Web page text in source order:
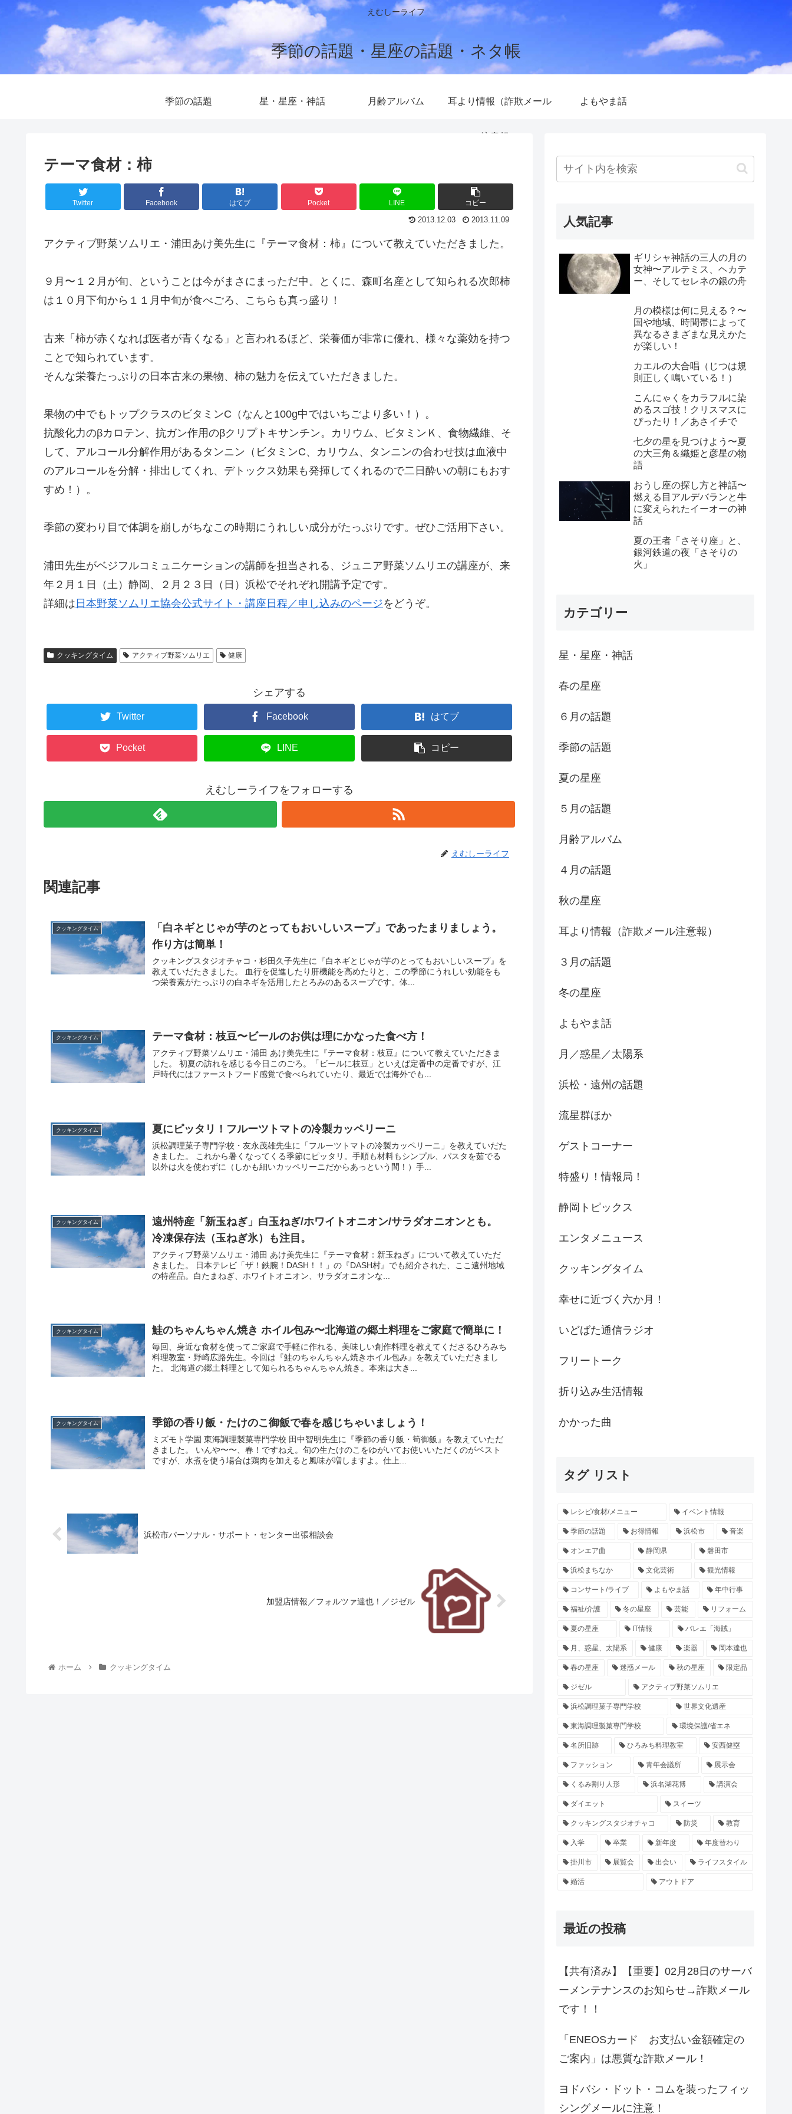
えむしーライフ
季節の話題・星座の話題・ネタ帳
季節の話題 星・星座・神話 月齢アルバム 耳より情報（詐欺メール
注意報）
よもやま話
テーマ食材：柿
Twitter Facebook はてブ Pocket LINE コピー
2013.12.03 2013.11.09
アクティブ野菜ソムリエ・浦田あけ美先生に『テーマ食材：柿』について教えていただきました。
９月〜１２月が旬、ということは今がまさにまっただ中。とくに、森町名産として知られる次郎柿
は１０月下旬から１１月中旬が食べごろ、こちらも真っ盛り！
古来「柿が赤くなれば医者が青くなる」と言われるほど、栄養価が非常に優れ、様々な薬効を持つ
ことで知られています。
そんな栄養たっぷりの日本古来の果物、柿の魅力を伝えていただきました。
果物の中でもトップクラスのビタミンC（なんと100g中ではいちごより多い！）。
抗酸化力のβカロテン、抗ガン作用のβクリプトキサンチン。カリウム、ビタミンＫ、食物繊維、そ
して、アルコール分解作用があるタンニン（ビタミンC、カリウム、タンニンの合わせ技は血液中
のアルコールを分解・排出してくれ、デトックス効果も発揮してくれるので二日酔いの朝にもおす
すめ！）。
季節の変わり目で体調を崩しがちなこの時期にうれしい成分がたっぷりです。ぜひご活用下さい。
浦田先生がベジフルコミュニケーションの講師を担当される、ジュニア野菜ソムリエの講座が、来
年２月１日（土）静岡、２月２３日（日）浜松でそれぞれ開講予定です。
詳細は 日本野菜ソムリエ協会公式サイト・講座日程／申し込みのページをどうぞ。
クッキングタイム アクティブ野菜ソムリエ 健康
シェアする
Twitter Facebook はてブ
Pocket LINE コピー
えむしーライフをフォローする
えむしーライフ
関連記事
クッキングタイム
「白ネギとじゃが芋のとってもおいしいスープ」であったまりましょう。
作り方は簡単！
クッキングスタジオチャコ・杉田久子先生に『白ネギとじゃが芋のとってもおいしいスープ』を
教えていだたきました。 血行を促進したり肝機能を高めたりと、この季節にうれしい効能をも
つ栄養素がたっぷりの白ネギを活用したとろみのあるスープです。体...
クッキングタイム テーマ食材：枝豆〜ビールのお供は理にかなった食べ方！
アクティブ野菜ソムリエ・浦田 あけ美先生に『テーマ食材：枝豆』について教えていただきま
した。 初夏の訪れを感じる今日このごろ。「ビールに枝豆」といえば定番中の定番ですが、江
戸時代にはファーストフード感覚で食べられていたり、最近では海外でも...
クッキングタイム 夏にピッタリ！フルーツトマトの冷製カッペリーニ
浜松調理菓子専門学校・友永茂雄先生に「フルーツトマトの冷製カッペリーニ」を教えていだた
きました。 これから暑くなってくる季節にピッタリ。手順も材料もシンプル、パスタを茹でる
以外は火を使わずに（しかも細いカッペリーニだからあっという間！）手...
クッキングタイム
遠州特産「新玉ねぎ」白玉ねぎ/ホワイトオニオン/サラダオニオンとも。
冷凍保存法（玉ねぎ氷）も注目。
アクティブ野菜ソムリエ・浦田 あけ美先生に『テーマ食材：新玉ねぎ』について教えていただ
きました。 日本テレビ「ザ！鉄腕！DASH！！」の『DASH村』でも紹介された、ここ遠州地域
の特産品。白たまねぎ、ホワイトオニオン、サラダオニオンな...
クッキングタイム 鮭のちゃんちゃん焼き ホイル包み〜北海道の郷土料理をご家庭で簡単に！
毎回、身近な食材を使ってご家庭で手軽に作れる、美味しい創作料理を教えてくださるひろみち
料理教室・野崎広路先生。今回は『鮭のちゃんちゃん焼きホイル包み』を教えていただきまし
た。 北海道の郷土料理として知られるちゃんちゃん焼き。本来は大き...
クッキングタイム 季節の香り飯・たけのこ御飯で春を感じちゃいましょう！
ミズモト学園 東海調理製菓専門学校 田中智明先生に『季節の香り飯・筍御飯』を教えていただ
きました。 いんや〜〜、春！ですねえ。旬の生たけのこをゆがいてお使いいただくのがベスト
ですが、水煮を使う場合は鶏肉を加えると風味が増しますよ。仕上...
浜松市パーソナル・サポート・センター出張相談会
加盟店情報／フォルツァ達也！／ジゼル
ホーム クッキングタイム
人気記事
ギリシャ神話の三人の月の
女神〜アルテミス、ヘカテ
ー、そしてセレネの銀の舟
月の模様は何に見える？〜
国や地域、時間帯によって
異なるさまざまな見えかた
が楽しい！
カエルの大合唱（じつは規
則正しく鳴いている！）
こんにゃくをカラフルに染
めるスゴ技！クリスマスに
ぴったり！／あさイチで
七夕の星を見つけよう〜夏
の大三角＆織姫と彦星の物
語
おうし座の探し方と神話〜
燃える目アルデバランと牛
に変えられたイーオーの神
話
夏の王者「さそり座」と、
銀河鉄道の夜「さそりの
火」
カテゴリー
星・星座・神話
春の星座
６月の話題
季節の話題
夏の星座
５月の話題
月齢アルバム
４月の話題
秋の星座
耳より情報（詐欺メール注意報）
３月の話題
冬の星座
よもやま話
月／惑星／太陽系
浜松・遠州の話題
流星群ほか
ゲストコーナー
特盛り！情報局！
静岡トピックス
エンタメニュース
クッキングタイム
幸せに近づく六か月！
いどばた通信ラジオ
フリートーク
折り込み生活情報
かかった曲
タグ リスト
レシピ/食材/メニュー イベント情報
季節の話題 お得情報 浜松市 音楽
オンエア曲 静岡県 磐田市
浜松まちなか 文化芸術 観光情報
コンサート/ライブ よもやま話 年中行事
福祉/介護 冬の星座 芸能 リフォーム
夏の星座 IT情報 バレエ「海賊」
月、惑星、太陽系 健康 楽器 岡本達也
春の星座 迷惑メール 秋の星座 限定品
ジゼル アクティブ野菜ソムリエ
浜松調理菓子専門学校 世界文化遺産
東海調理製菓専門学校 環境保護/省エネ
名所旧跡 ひろみち料理教室 安西健塁
ファッション 青年会議所 展示会
くるみ割り人形 浜名湖花博 講演会
ダイエット スイーツ
クッキングスタジオチャコ 防災 教育
入学 卒業 新年度 年度替わり
掛川市 展覧会 出会い ライフスタイル
婚活 アウトドア
最近の投稿
【共有済み】【重要】02月28日のサーバ
ーメンテナンスのお知らせ→詐欺メール
です！！
「ENEOSカード お支払い金額確定の
ご案内」は悪質な詐欺メール！
ヨドバシ・ドット・コムを装ったフィッ
シングメールに注意！